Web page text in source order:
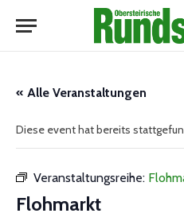
« Alle Veranstaltungen
Diese event hat bereits
Veranstaltungsreihe:
Flohmarkt